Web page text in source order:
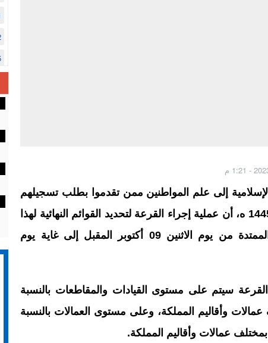
إلى علم المواطنين ممن تقدموا بطلب تسجيلهم
لأداء مناسك الحج خلال موسم 1445 ه، أن عملية إجراء القرعة لتحديد القوائم النهائية لهذا
الموسم ستجرى خلال الفترة الممتدة من يوم الاثنين 09 أكتوبر المقبل إلى غاية يوم
سيتم على مستوى القيادات والمقاطعات بالنسبة
وأقاليم المملكة، وعلى مستوى العمالات بالنسبة
عمالات وأقاليم المملكة.